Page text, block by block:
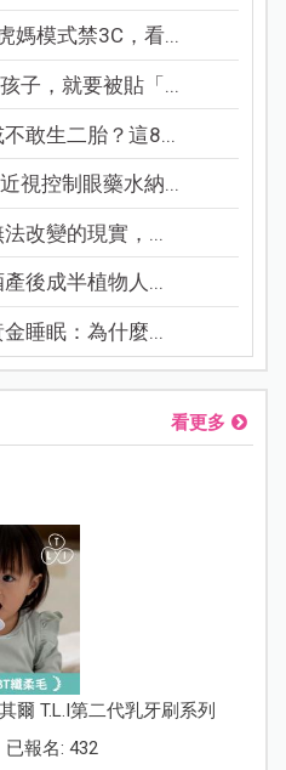
媽模式禁3C，看...
子，就要被貼「...
敢生二胎？這8...
視控制眼藥水納...
改變的現實，...
後成半植物人...
睡眠：為什麼...
看更多
爾 T.L.I第二代乳牙刷系列
已報名: 432